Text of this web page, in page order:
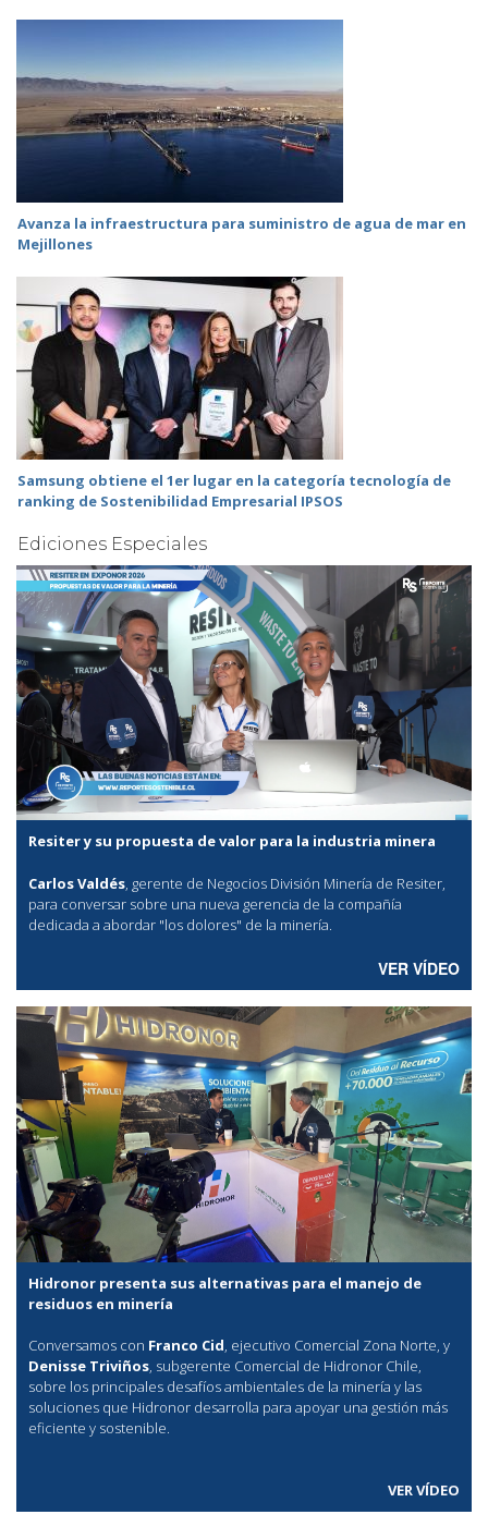
Avanza la infraestructura para suministro de agua de mar en
Mejillones
Samsung obtiene el 1er lugar en la categoría tecnología de
ranking de Sostenibilidad Empresarial IPSOS
Ediciones Especiales
Resiter y su propuesta de valor para la industria minera
Carlos Valdés, gerente de Negocios División Minería de Resiter,
para conversar sobre una nueva gerencia de la compañía
dedicada a abordar "los dolores" de la minería.
VER VÍDEO
Hidronor presenta sus alternativas para el manejo de
residuos en minería
Conversamos con Franco Cid, ejecutivo Comercial Zona Norte, y
Denisse Triviños, subgerente Comercial de Hidronor Chile,
sobre los principales desafíos ambientales de la minería y las
soluciones que Hidronor desarrolla para apoyar una gestión más
eficiente y sostenible.
VER VÍDEO